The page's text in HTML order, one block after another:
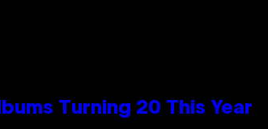
Turning 20 This Year